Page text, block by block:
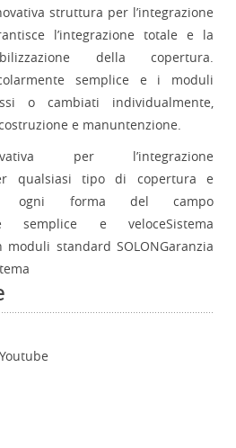
struttura per l’integrazione
l’integrazione totale e la
della copertura.
semplice e i moduli
o cambiati individualmente,
e manuntenzione.
per l’integrazione
qualsiasi tipo di copertura e
ogni forma del campo
semplice e veloceSistema
standard SOLONGaranzia